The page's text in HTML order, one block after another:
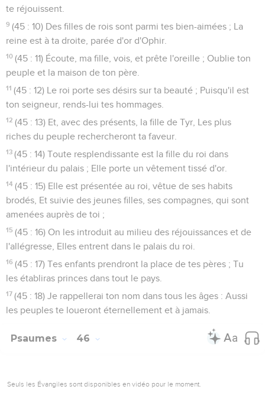
te réjouissent.
9 (45 : 10) Des filles de rois sont parmi tes bien-aimées ; La
reine est à ta droite, parée d'or d'Ophir.
10 (45 : 11) Écoute, ma fille, vois, et prête l'oreille ; Oublie ton
peuple et la maison de ton père.
11 (45 : 12) Le roi porte ses désirs sur ta beauté ; Puisqu'il est
ton seigneur, rends-lui tes hommages.
12 (45 : 13) Et, avec des présents, la fille de Tyr, Les plus
riches du peuple rechercheront ta faveur.
13 (45 : 14) Toute resplendissante est la fille du roi dans
l'intérieur du palais ; Elle porte un vêtement tissé d'or.
14 (45 : 15) Elle est présentée au roi, vêtue de ses habits
brodés, Et suivie des jeunes filles, ses compagnes, qui sont
amenées auprès de toi ;
15 (45 : 16) On les introduit au milieu des réjouissances et de
l'allégresse, Elles entrent dans le palais du roi.
16 (45 : 17) Tes enfants prendront la place de tes pères ; Tu
les établiras princes dans tout le pays.
17 (45 : 18) Je rappellerai ton nom dans tous les âges : Aussi
les peuples te loueront éternellement et à jamais.
Psaumes 46
Seuls les Évangiles sont disponibles en vidéo pour le moment.